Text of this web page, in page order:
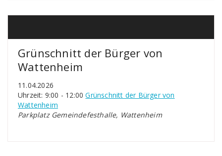
Grünschnitt der Bürger von
Wattenheim
11.04.2026
Uhrzeit: 9:00 - 12:00Grünschnitt der Bürger von
Wattenheim
Parkplatz Gemeindefesthalle, Wattenheim